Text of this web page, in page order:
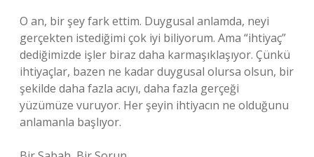
O an, bir şey fark ettim. Duygusal anlamda, neyi
gerçekten istediğimi çok iyi biliyorum. Ama “ihtiyaç”
dediğimizde işler biraz daha karmaşıklaşıyor. Çünkü
ihtiyaçlar, bazen ne kadar duygusal olursa olsun, bir
şekilde daha fazla acıyı, daha fazla gerçeği
yüzümüze vuruyor. Her şeyin ihtiyacın ne olduğunu
anlamanla başlıyor.